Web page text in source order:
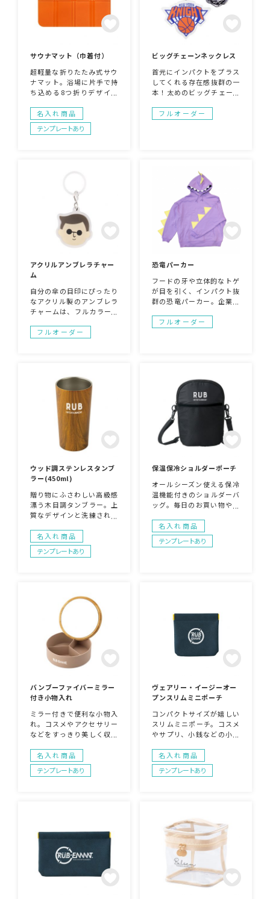
サウナマット（巾着付）
超軽量な折りたたみ式サウ
ナマット。浴場に片手で持
ち込める8つ折りデザイン
性で、しっかり水を弾いて
汗も染みこまず、水やシャ
ワーでサッと流すだけでO
名入れ商品
テンプレートあり
ビッグチェーンネックレス
首元にインパクトをプラス
してくれる存在感抜群の一
本！太めのビッグチェーン
体を一気に華やかに演出し
てくれます。さらにトップ
ば、唯一無二の応援スタイ
ルが完成します！観戦やイ
ベントはもちろん、普段の
カジュアルスタイルにも取
り入れて、気分を盛り上げ
ましょう♪※チェーンはお
好きなカラーをお選びいた
だけます。
フルオーダー
アクリルアンブレラチャー
ム
自分の傘の目印にぴったり
なアクリル製のアンブレラ
チャームは、フルカラーで
ズ可能です！
フルオーダー
恐竜パーカー
フードの牙や立体的なトゲ
が目を引く、インパクト抜
群の恐竜パーカー。企業の
ン、イベント用アイテムと
して活躍します！しっかり
ルデザインで製作できま
す。ブランドの世界観を形
にできる特別な一着です！
フルオーダー
ウッド調ステンレスタンブ
ラー(450ml)
贈り物にふさわしい高級感
漂う木目調タンブラー。上
質なデザインと洗練された
念品や周年記念品などに最
適なアイテムです。タンブ
ラーと統一感のある木目調
名入れ商品
テンプレートあり
保温保冷ショルダーポーチ
オールシーズン使える保冷
温機能付きのショルダーバ
ッグ。毎日のお買い物やア
なバッグです。名入れも可
能ですので、企業やお店の
ロゴを入れることで簡単に
名入れ商品
テンプレートあり
バンブーファイバーミラー
付き小物入れ
ミラー付きで便利な小物入
れ。コスメやアクセサリー
などをすっきり美しく収納
テリアに合うバンブー製の
蓋はスタンドミラーとして
も使えます。環境に優しい
合、オシャレで安いオリジ
ナルのものをご提案しま
名入れ商品
テンプレートあり
ヴェアリー・イージーオー
プンスリムミニポーチ
コンパクトサイズが嬉しい
スリムミニポーチ。コスメ
やサプリ、小銭などの小物
両サイドを押すだけで開く
ことができる扱いの手軽さ
もポイント！名入れが映え
ことができます！企業や会
社の販促品・ノベルティで
お困りの場合、オシャレで
安いオリジナルのものをご
提案します。
名入れ商品
テンプレートあり